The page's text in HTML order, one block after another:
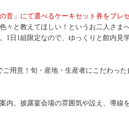
音」にて選べるケーキセット券をプレ
々と教えてほしい！というお二人さま
1日1組限定なので、ゆっくりと館内見
用意！旬・産地・生産者にこだわっ
内。披露宴会場の雰囲気や設え、導線